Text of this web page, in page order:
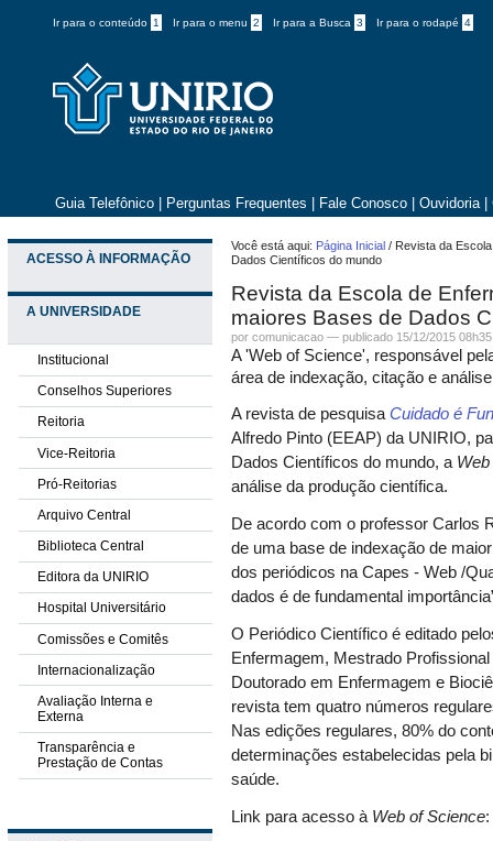
Ir para o conteúdo 1 Ir para o menu 2 Ir para a Busca 3 Ir para o rodapé 4
Guia Telefônico Perguntas Frequentes Fale Conosco Ouvidoria
ACESSO À INFORMAÇÃO
A UNIVERSIDADE
Institucional
Conselhos Superiores
Reitoria
Vice-Reitoria
Pró-Reitorias
Arquivo Central
Biblioteca Central
Editora da UNIRIO
Hospital Universitário
Comissões e Comitês
Internacionalização
Avaliação Interna e
Externa
Transparência e
Prestação de Contas
Você está aqui: Página Inicial / Revista da
Dados Científicos do mundo
Revista da Escola de
maiores Bases de Dados
por comunicacao —publicado 15/12/2015
A 'Web of Science', responsável
área de indexação, citação e
A revista de pesquisaCuidado é
Alfredo Pinto (EEAP) da UNIRIO,
Dados Científicos do mundo, a
análise da produção científica.
De acordo com o professor Carlos
de uma base de indexação de
dos periódicos na Capes - Web /
dados é de fundamental
O Periódico Científico é editado
Enfermagem, Mestrado
Doutorado em Enfermagem e
revista tem quatro números
Nas edições regulares, 80% do
determinações estabelecidas pela
saúde.
Link para acesso à Web of Science: